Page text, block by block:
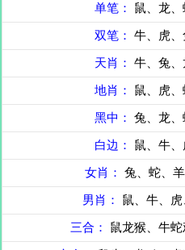
单笔： 鼠、龙
双笔： 牛、虎
天肖： 牛、兔
地肖： 鼠、虎
黑中： 兔、龙
白边： 鼠、牛
女肖： 兔、蛇、
男肖： 鼠、牛、
三合： 鼠龙猴、牛